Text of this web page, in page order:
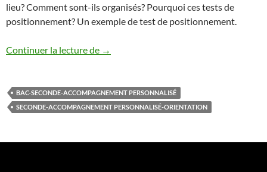
lieu? Comment sont-ils organisés? Pourquoi ces tests de
positionnement? Un exemple de test de positionnement.
Continuer la lecture de Tests de positionnement en seconde
→
BAC-SECONDE-ACCOMPAGNEMENT PERSONNALISÉ
SECONDE-ACCOMPAGNEMENT PERSONNALISÉ-ORIENTATION